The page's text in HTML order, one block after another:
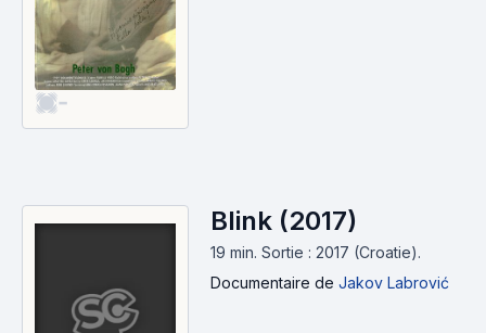
-
Blink (2017)
19 min. Sortie : 2017 (Croatie).
Documentaire de Jakov Labrović